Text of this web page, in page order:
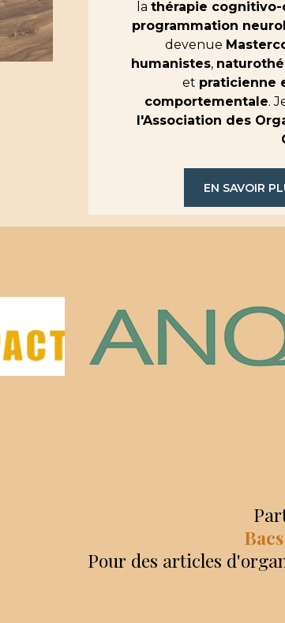
la thérapie
programmation
devenue
humanistes,
et praticienne
comportementale.
l'Association des
EN SAVOIR
Pour des articles